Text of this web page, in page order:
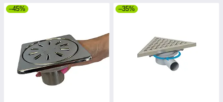
–45% –35%